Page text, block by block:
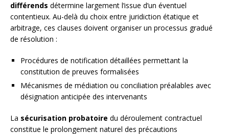
différends détermine largement l’issue d’un éventuel
contentieux. Au-delà du choix entre juridiction étatique et
arbitrage, ces clauses doivent organiser un processus gradué
de résolution :
Procédures de notification détaillées permettant la
constitution de preuves formalisées
Mécanismes de médiation ou conciliation préalables avec
désignation anticipée des intervenants
La sécurisation probatoire du déroulement contractuel
constitue le prolongement naturel des précautions